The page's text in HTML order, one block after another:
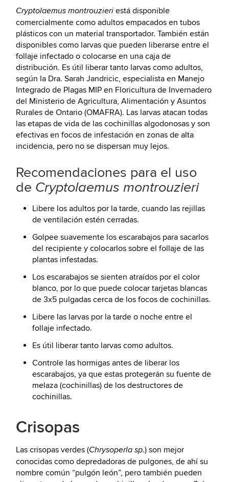
Cryptolaemus montrouzieri está disponible
comercialmente como adultos empacados en tubos
plásticos con un material transportador. También están
disponibles como larvas que pueden liberarse entre el
follaje infectado o colocarse en una caja de
distribución. Es útil liberar tanto larvas como adultos,
según la Dra. Sarah Jandricic, especialista en Manejo
Integrado de Plagas MIP en Floricultura de Invernadero
del Ministerio de Agricultura, Alimentación y Asuntos
Rurales de Ontario (OMAFRA). Las larvas atacan todas
las etapas de vida de las cochinillas algodonosas y son
efectivas en focos de infestación en zonas de alta
incidencia, pero no se dispersan muy lejos.
Recomendaciones para el uso
de Cryptolaemus montrouzieri
Libere los adultos por la tarde, cuando las rejillas
de ventilación estén cerradas.
Golpee suavemente los escarabajos para sacarlos
del recipiente y colocarlos sobre el follaje de las
plantas infestadas.
Los escarabajos se sienten atraídos por el color
blanco, por lo que puede colocar tarjetas blancas
de 3x5 pulgadas cerca de los focos de cochinillas.
Libere las larvas por la tarde o noche entre el
follaje infectado.
Es útil liberar tanto larvas como adultos.
Controle las hormigas antes de liberar los
escarabajos, ya que estas protegerán su fuente de
melaza (cochinillas) de los destructores de
cochinillas.
Crisopas
Las crisopas verdes (Chrysoperla sp.) son mejor
conocidas como depredadoras de pulgones, de ahí su
nombre común “pulgón león”, pero también pueden